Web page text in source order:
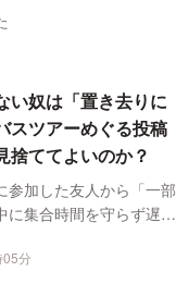
い奴は「置き去りに
スツアーめぐる投稿
ててよいのか？
参加した友人から「一部
に集合時間を守らず遅刻
分